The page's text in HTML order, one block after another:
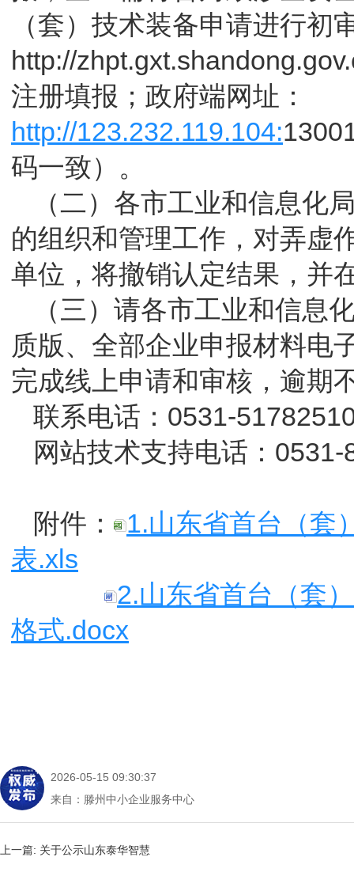
（套）技术装备申请进行初
http://
注册填报；政府端网址：
http://123.232.119.104:
码一致）。
（二）各市工业和信息化
的组织和管理工作，对弄虚
单位，将撤销认定结果，并
（三）请各市工业和信息
质版、全部企业申报材料电
完成线上申请和审核，逾期
联系电话：0531-
网站技术支持电话：
附件：
1.山东省首台（套
表.xls
2.山东省首台（套
格式.docx
2026-05-15 09:30:37
来自：滕州中小企业服务中心
上一篇: 关于公示山东泰华智慧